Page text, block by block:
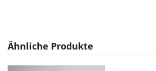
Ähnliche Produkte